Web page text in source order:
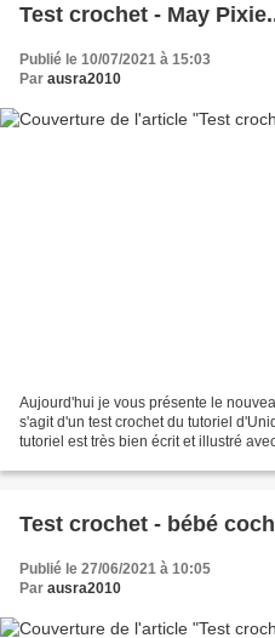
Test crochet - May
Publié le 10/07/2021 à 15:03
Par ausra2010
Aujourd'hui je vous présente le
s'agit d'un test crochet du tutoriel
tutoriel est très bien écrit et illustré
Test crochet - bébé
Publié le 27/06/2021 à 10:05
Par ausra2010